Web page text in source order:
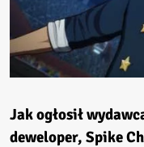
Jak ogłosił
deweloper, Spike